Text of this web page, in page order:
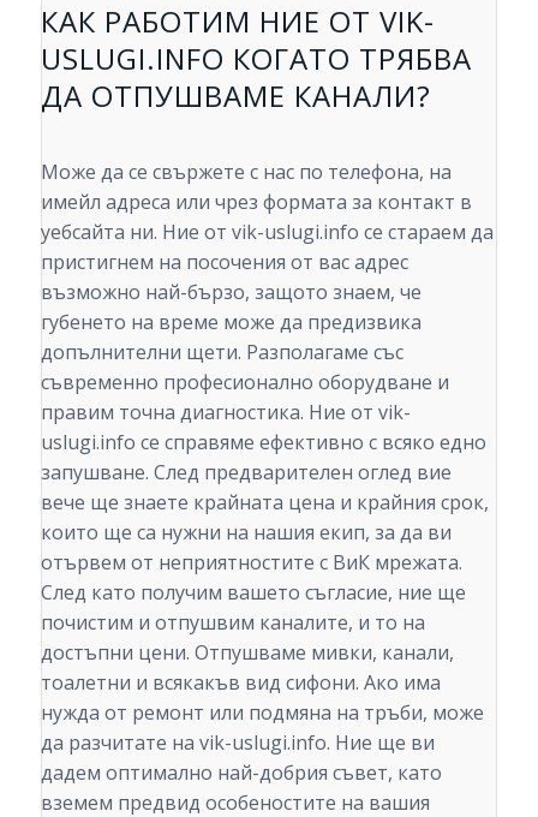
КАК РАБОТИМ НИЕ ОТ VIK-
USLUGI.INFO КОГАТО ТРЯБВА
ДА ОТПУШВАМЕ КАНАЛИ?
Може да се свържете с нас по телефона, на
имейл адреса или чрез формата за контакт в
уебсайта ни. Ние от vik-uslugi.info се стараем да
пристигнем на посочения от вас адрес
възможно най-бързо, защото знаем, че
губенето на време може да предизвика
допълнителни щети. Разполагаме със
съвременно професионално оборудване и
правим точна диагностика. Ние от vik-
uslugi.info се справяме ефективно с всяко едно
запушване. След предварителен оглед вие
вече ще знаете крайната цена и крайния срок,
които ще са нужни на нашия екип, за да ви
отървем от неприятностите с ВиК мрежата.
След като получим вашето съгласие, ние ще
почистим и отпушвим каналите, и то на
достъпни цени. Отпушваме мивки, канали,
тоалетни и всякакъв вид сифони. Ако има
нужда от ремонт или подмяна на тръби, може
да разчитате на vik-uslugi.info. Ние ще ви
дадем оптимално най-добрия съвет, като
вземем предвид особеностите на вашия